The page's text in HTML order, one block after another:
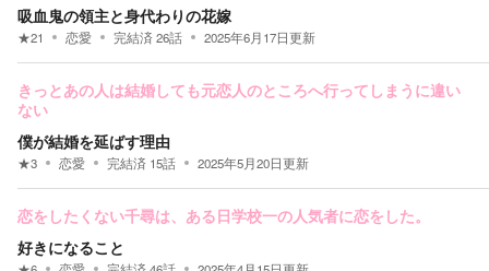
吸血鬼の領主と身代わりの花嫁
★21 恋愛 完結済26話 2025年6月17日更新
きっとあの人は結婚しても元恋人のところへ行ってしまうに違い
ない
僕が結婚を延ばす理由
★3 恋愛 完結済 15話 2025年5月20日更新
恋をしたくない千尋は、ある日学校一の人気者に恋をした。
好きになること